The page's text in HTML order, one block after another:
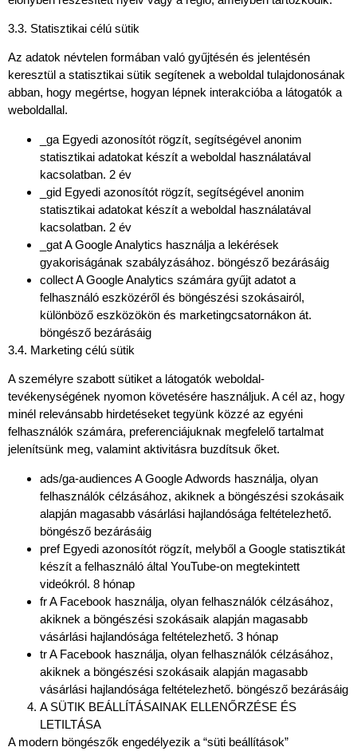
3.3. Statisztikai célú sütik
Az adatok névtelen formában való gyűjtésén és jelentésén
keresztül a statisztikai sütik segítenek a weboldal tulajdonosának
abban, hogy megértse, hogyan lépnek interakcióba a látogatók a
weboldallal.
_ga Egyedi azonosítót rögzít, segítségével anonim
statisztikai adatokat készít a weboldal használatával
kacsolatban. 2 év
_gid Egyedi azonosítót rögzít, segítségével anonim
statisztikai adatokat készít a weboldal használatával
kacsolatban. 2 év
_gat A Google Analytics használja a lekérések
gyakoriságának szabályzásához. böngésző bezárásáig
collect A Google Analytics számára gyűjt adatot a
felhasználó eszközéről és böngészési szokásairól,
különböző eszközökön és marketingcsatornákon át.
böngésző bezárásáig
3.4. Marketing célú sütik
A személyre szabott sütiket a látogatók weboldal-
tevékenységének nyomon követésére használjuk. A cél az, hogy
minél relevánsabb hirdetéseket tegyünk közzé az egyéni
felhasználók számára, preferenciájuknak megfelelő tartalmat
jelenítsünk meg, valamint aktivitásra buzdítsuk őket.
ads/ga-audiences A Google Adwords használja, olyan
felhasználók célzásához, akiknek a böngészési szokásaik
alapján magasabb vásárlási hajlandósága feltételezhető.
böngésző bezárásáig
pref Egyedi azonosítót rögzít, melyből a Google statisztikát
készít a felhasználó által YouTube-on megtekintett
videókról. 8 hónap
fr A Facebook használja, olyan felhasználók célzásához,
akiknek a böngészési szokásaik alapján magasabb
vásárlási hajlandósága feltételezhető. 3 hónap
tr A Facebook használja, olyan felhasználók célzásához,
akiknek a böngészési szokásaik alapján magasabb
vásárlási hajlandósága feltételezhető. böngésző bezárásáig
A SÜTIK BEÁLLÍTÁSAINAK ELLENŐRZÉSE ÉS
LETILTÁSA
A modern böngészők engedélyezik a “süti beállítások”